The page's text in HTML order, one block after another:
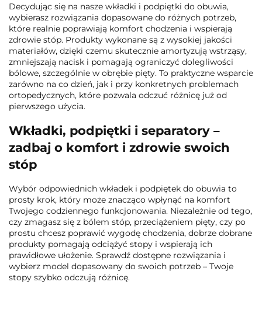
Decydując się na nasze wkładki i podpiętki do obuwia,
wybierasz rozwiązania dopasowane do różnych potrzeb,
które realnie poprawiają komfort chodzenia i wspierają
zdrowie stóp. Produkty wykonane są z wysokiej jakości
materiałów, dzięki czemu skutecznie amortyzują wstrząsy,
zmniejszają nacisk i pomagają ograniczyć dolegliwości
bólowe, szczególnie w obrębie pięty. To praktyczne wsparcie
zarówno na co dzień, jak i przy konkretnych problemach
ortopedycznych, które pozwala odczuć różnicę już od
pierwszego użycia.
Wkładki, podpiętki i separatory –
zadbaj o komfort i zdrowie swoich
stóp
Wybór odpowiednich wkładek i podpiętek do obuwia to
prosty krok, który może znacząco wpłynąć na komfort
Twojego codziennego funkcjonowania. Niezależnie od tego,
czy zmagasz się z bólem stóp, przeciążeniem pięty, czy po
prostu chcesz poprawić wygodę chodzenia, dobrze dobrane
produkty pomagają odciążyć stopy i wspierają ich
prawidłowe ułożenie. Sprawdź dostępne rozwiązania i
wybierz model dopasowany do swoich potrzeb – Twoje
stopy szybko odczują różnicę.